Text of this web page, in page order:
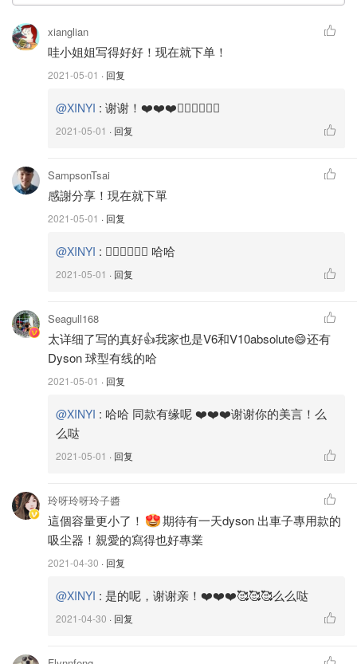
总共包含有三个刷头，一个充电插座，免打孔的粘胶以及钉
子，免打孔粘胶只适用于瓷砖类的表面，因为我们家没有光
2. 外观设计
这个型号外观上来说非常的小巧，不同于以往手枪式的把
手，这款握把样式的手柄非常适合单手操作。
xianglian
哇小姐姐写得好好！现在就下单！
2021-05-01 · 回复
@XINYI : 谢谢！❤️❤️❤️👍🏻👍🏻👍🏻
2021-05-01 · 回复
SampsonTsai
感謝分享！現在就下單
2021-05-01 · 回复
@XINYI : 👍🏻👍🏻👍🏻 哈哈
2021-05-01 · 回复
Seagull168
太详细了写的真好👍我家也是V6和V10absolute😄还有
Dyson 球型有线的哈
2021-05-01 · 回复
@XINYI : 哈哈 同款有缘呢 ❤️❤️❤️谢谢你的美言！么
么哒
2021-05-01 · 回复
玲呀玲呀玲子醬
這個容量更小了！
期待有一天dyson 出車子專用款的
吸尘器！親愛的寫得也好專業
2021-04-30 · 回复
@XINYI : 是的呢，谢谢亲！❤️❤️❤️🥰🥰🥰么么哒
2021-04-30 · 回复